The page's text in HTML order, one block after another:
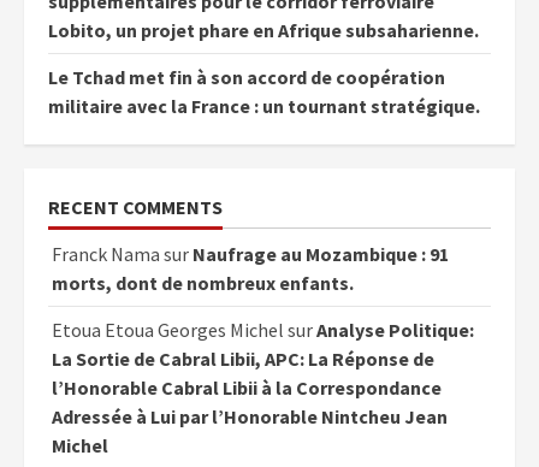
Lobito, un projet phare en Afrique subsaharienne.
Le Tchad met fin à son accord de coopération
militaire avec la France : un tournant stratégique.
RECENT COMMENTS
Franck Nama sur Naufrage au Mozambique : 91
morts, dont de nombreux enfants.
Etoua Etoua Georges Michel surAnalyse Politique:
La Sortie de Cabral Libii, APC: La Réponse de
l’Honorable Cabral Libii à la Correspondance
Adressée à Lui par l’Honorable Nintcheu Jean
Michel